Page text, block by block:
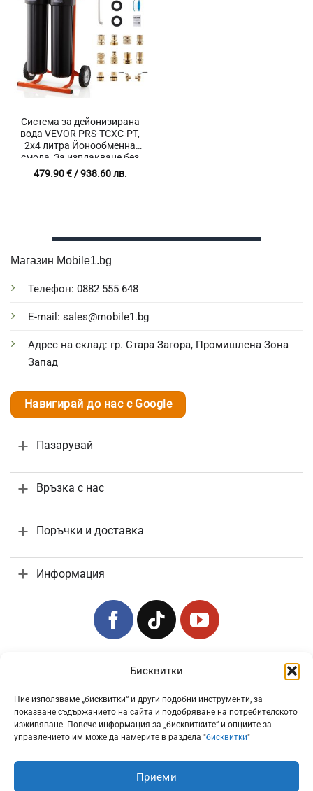
Бисквитки
Ние използваме „бисквитки“ и други подобни инструменти, за
показване съдържанието на сайта и подобряване на потребителското
изживяване. Повече информация за „бисквитките“ и опциите за
управлението им може да намерите в раздела "бисквитки"
Приеми
Система за дейонизирана
вода VEVOR PRS-TCXC-PT,
2х4 литра Йонообменна
смола, За изплакване без
петна в Автомивки,
Детайлинг, Прозорци,
479.90€/ 938.60 лв.
Магазин Mobile1.bg
Телефон: 0882 555 648
E-mail: sales@mobile1.bg
Адрес на склад: гр. Стара Загора, Промишлена Зона
Запад
Навигирай до нас с Google
Пазарувай
Връзка с нас
Поръчки и доставка
Информация
Всички цени са с включено 20% ДДС